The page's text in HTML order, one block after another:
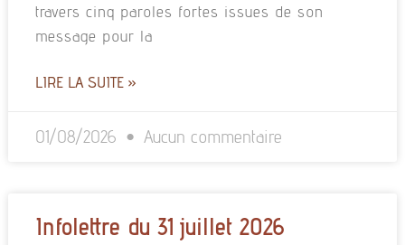
travers cinq paroles fortes issues de son
message pour la
LIRE LA SUITE »
01/08/2026 Aucun commentaire
Infolettre du 31 juillet 2026